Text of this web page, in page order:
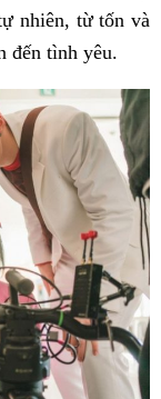
nhiên, từ tốn và
đến tình yêu.